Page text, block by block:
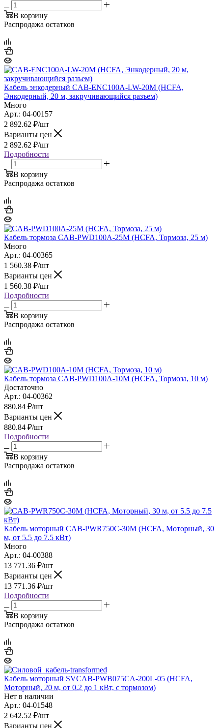
В корзину
Распродажа остатков
Кабель энкодерный CAB-ENC100A-LW-20M (HCFA,
Энкодерный, 20 м, закручивающийся разъем)
Много
Арт.: 04-00157
2 892.62 ₽/шт
Варианты цен
2 892.62 ₽/шт
Подробности
В корзину
Распродажа остатков
Кабель тормоза CAB-PWD100A-25M (HCFA, Тормоза, 25 м)
Много
Арт.: 04-00365
1 560.38 ₽/шт
Варианты цен
1 560.38 ₽/шт
Подробности
В корзину
Распродажа остатков
Кабель тормоза CAB-PWD100A-10M (HCFA, Тормоза, 10 м)
Достаточно
Арт.: 04-00362
880.84 ₽/шт
Варианты цен
880.84 ₽/шт
Подробности
В корзину
Распродажа остатков
Кабель моторный CAB-PWR750C-30M (HCFA, Моторный, 30
м, от 5.5 до 7.5 кВт)
Много
Арт.: 04-00388
13 771.36 ₽/шт
Варианты цен
13 771.36 ₽/шт
Подробности
В корзину
Распродажа остатков
Кабель моторный SVCAB-PWB075CA-200L-05 (HCFA,
Моторный, 20 м, от 0.2 до 1 кВт, с тормозом)
Нет в наличии
Арт.: 04-01548
2 642.52 ₽/шт
Варианты цен